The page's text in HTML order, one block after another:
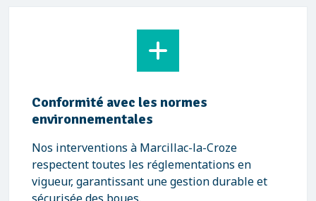
Conformité avec les normes
environnementales
Nos interventions à Marcillac-la-Croze
respectent toutes les réglementations en
vigueur, garantissant une gestion durable et